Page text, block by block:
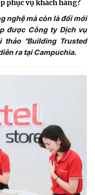
phục vụ khách hàng?
nghệ mà còn là đổi mới
được Công ty Dịch vụ
thảo "Building Trusted
ra tại Campuchia.